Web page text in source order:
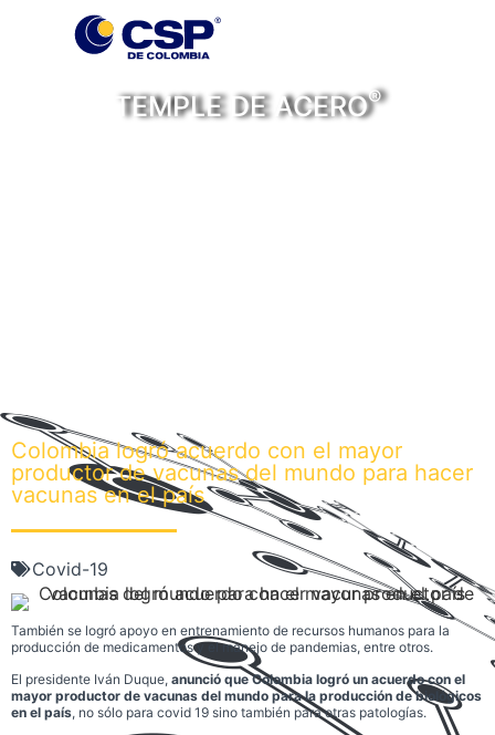
TEMPLE DE ACERO®
Colombia logró acuerdo con el mayor
productor de vacunas del mundo para hacer
vacunas en el país
Covid-19
También se logró apoyo en entrenamiento de recursos humanos para la
producción de medicamentos y el manejo de pandemias, entre otros.
El presidente Iván Duque, anunció que Colombia logró un acuerdo con el
mayor productor de vacunas del mundo para la producción de biológicos
en el país, no sólo para covid 19 sino también para otras patologías.